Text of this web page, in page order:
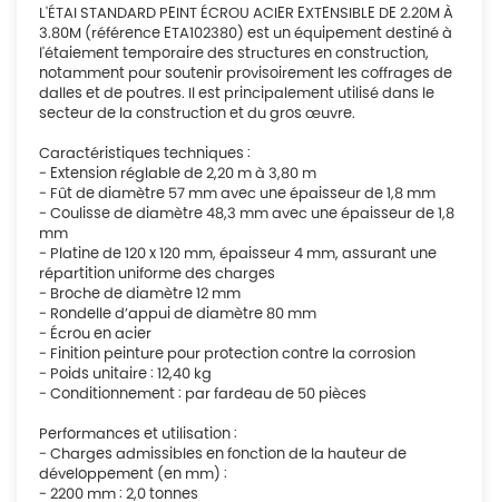
L'ÉTAI STANDARD PEINT ÉCROU ACIER EXTENSIBLE DE 2.20M À
3.80M (référence ETA102380) est un équipement destiné à
l'étaiement temporaire des structures en construction,
notamment pour soutenir provisoirement les coffrages de
dalles et de poutres. Il est principalement utilisé dans le
secteur de la construction et du gros œuvre.
Caractéristiques techniques :
- Extension réglable de 2,20 m à 3,80 m
- Fût de diamètre 57 mm avec une épaisseur de 1,8 mm
- Coulisse de diamètre 48,3 mm avec une épaisseur de 1,8
mm
- Platine de 120 x 120 mm, épaisseur 4 mm, assurant une
répartition uniforme des charges
- Broche de diamètre 12 mm
- Rondelle d’appui de diamètre 80 mm
- Écrou en acier
- Finition peinture pour protection contre la corrosion
- Poids unitaire : 12,40 kg
- Conditionnement : par fardeau de 50 pièces
Performances et utilisation :
- Charges admissibles en fonction de la hauteur de
développement (en mm) :
- 2200 mm : 2,0 tonnes